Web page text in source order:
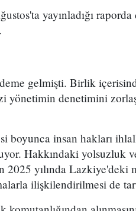
yayınladığı
gelmişti. Birlik
yönetimin denetimini
boyunca insan hakları
Hakkındaki yolsuzluk
2025 yılında
ilişkilendirilmesi de